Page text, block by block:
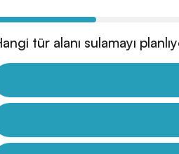
tür alanı sulamayı